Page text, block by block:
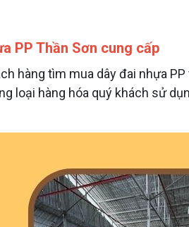
PP Thần Sơn cung cấp
hàng tìm mua dây đai nhựa
loại hàng hóa quý khách sử